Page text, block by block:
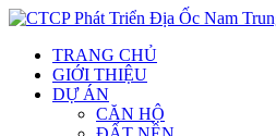
TRANG CHỦ
GIỚI THIỆU
DỰ ÁN
CĂN HỘ